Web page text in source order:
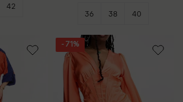
42
36 38 40
- 71%